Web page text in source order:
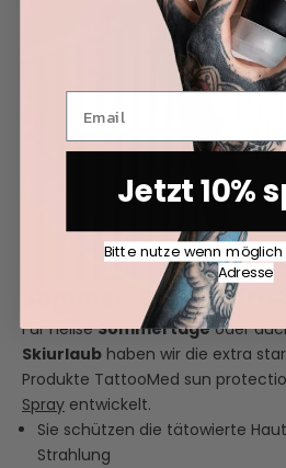
Sommer, Sonne -
Für heiße Sommertageoder
Skiurlaub haben wir die extra
Produkte TattooMed sun
Spray entwickelt.
Sie schützen die tätowierte Haut
Strahlung
Jetzt 10%
Bitte nutze wenn möglich
Adresse